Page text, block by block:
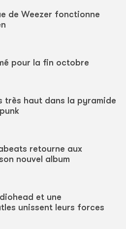
de Weezer fonctionne
pour la fin octobre
très haut dans la pyramide
retourne aux
nouvel album
et une
unissent leurs forces